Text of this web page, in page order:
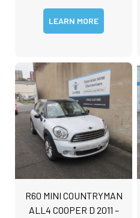
LEARN MORE
R60 MINI COUNTRYMAN
ALL4 COOPER D 2011 –
s
s
e
Submit